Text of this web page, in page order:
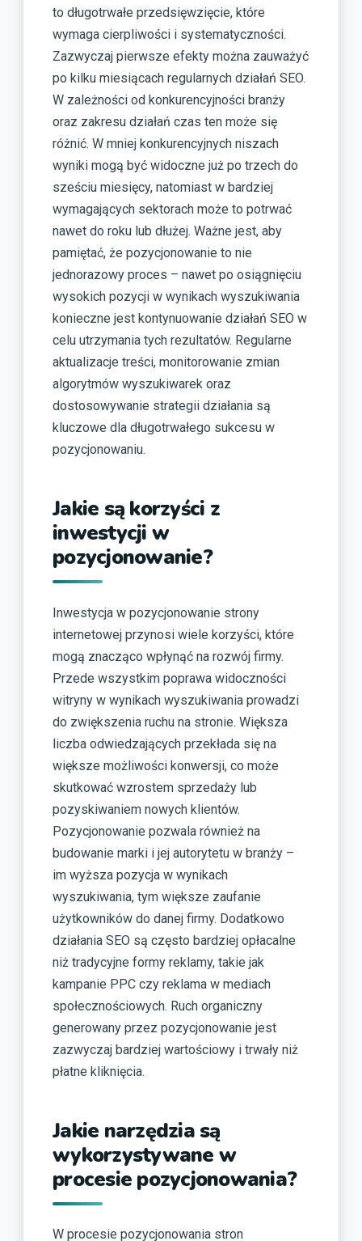
to długotrwałe przedsięwzięcie, które
wymaga cierpliwości i systematyczności.
Zazwyczaj pierwsze efekty można zauważyć
po kilku miesiącach regularnych działań SEO.
W zależności od konkurencyjności branży
oraz zakresu działań czas ten może się
różnić. W mniej konkurencyjnych niszach
wyniki mogą być widoczne już po trzech do
sześciu miesięcy, natomiast w bardziej
wymagających sektorach może to potrwać
nawet do roku lub dłużej. Ważne jest, aby
pamiętać, że pozycjonowanie to nie
jednorazowy proces – nawet po osiągnięciu
wysokich pozycji w wynikach wyszukiwania
konieczne jest kontynuowanie działań SEO w
celu utrzymania tych rezultatów. Regularne
aktualizacje treści, monitorowanie zmian
algorytmów wyszukiwarek oraz
dostosowywanie strategii działania są
kluczowe dla długotrwałego sukcesu w
pozycjonowaniu.
Jakie są korzyści z
inwestycji w
pozycjonowanie?
Inwestycja w pozycjonowanie strony
internetowej przynosi wiele korzyści, które
mogą znacząco wpłynąć na rozwój firmy.
Przede wszystkim poprawa widoczności
witryny w wynikach wyszukiwania prowadzi
do zwiększenia ruchu na stronie. Większa
liczba odwiedzających przekłada się na
większe możliwości konwersji, co może
skutkować wzrostem sprzedaży lub
pozyskiwaniem nowych klientów.
Pozycjonowanie pozwala również na
budowanie marki i jej autorytetu w branży –
im wyższa pozycja w wynikach
wyszukiwania, tym większe zaufanie
użytkowników do danej firmy. Dodatkowo
działania SEO są często bardziej opłacalne
niż tradycyjne formy reklamy, takie jak
kampanie PPC czy reklama w mediach
społecznościowych. Ruch organiczny
generowany przez pozycjonowanie jest
zazwyczaj bardziej wartościowy i trwały niż
płatne kliknięcia.
Jakie narzędzia są
wykorzystywane w
procesie pozycjonowania?
W procesie pozycjonowania stron